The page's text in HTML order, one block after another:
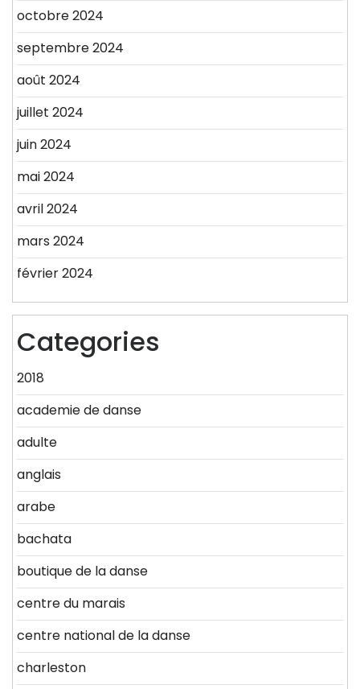
octobre 2024
septembre 2024
août 2024
juillet 2024
juin 2024
mai 2024
avril 2024
mars 2024
février 2024
Categories
2018
academie de danse
adulte
anglais
arabe
bachata
boutique de la danse
centre du marais
centre national de la danse
charleston